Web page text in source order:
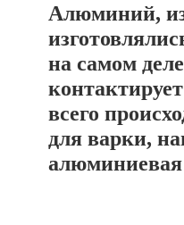
Алюминий, из
на самом
всего
для варки,
алюминиевая